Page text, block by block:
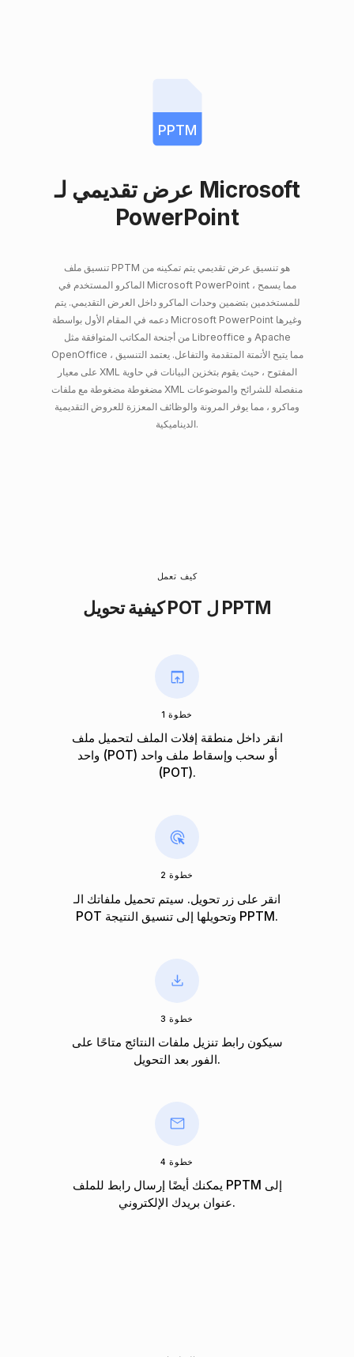
PPTM
عرض تقديمي لـ Microsoft
PowerPoint
تنسيق ملف PPTM هو تنسيق عرض تقديمي يتم تمكينه من
الماكرو المستخدم في Microsoft PowerPoint ، مما يسمح
للمستخدمين بتضمين وحدات الماكرو داخل العرض التقديمي. يتم
دعمه في المقام الأول بواسطة Microsoft PowerPoint وغيرها
من أجنحة المكاتب المتوافقة مثل Libreoffice و Apache
OpenOffice ، مما يتيح الأتمتة المتقدمة والتفاعل. يعتمد التنسيق
على معيار XML المفتوح ، حيث يقوم بتخزين البيانات في حاوية
مضغوطة مضغوطة مع ملفات XML منفصلة للشرائح والموضوعات
وماكرو ، مما يوفر المرونة والوظائف المعززة للعروض التقديمية
الديناميكية.
كيف تعمل
كيفية تحويل POT ل PPTM
خطوة 1
انقر داخل منطقة إفلات الملف لتحميل ملف
واحد (POT) أو سحب وإسقاط ملف واحد
(POT).
خطوة 2
انقر على زر تحويل. سيتم تحميل ملفاتك الـ
POT وتحويلها إلى تنسيق النتيجة PPTM.
خطوة 3
سيكون رابط تنزيل ملفات النتائج متاحًا على
الفور بعد التحويل.
خطوة 4
يمكنك أيضًا إرسال رابط للملف PPTM إلى
عنوان بريدك الإلكتروني.